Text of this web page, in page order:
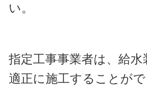
い。
指定工事事業者は、給水
適正に施工することが